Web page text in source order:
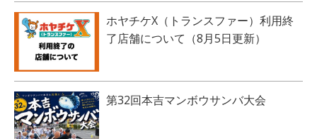
ホヤチケX（トランスファー）利用終
了店舗について（8月5日更新）
第32回本吉マンボウサンバ大会